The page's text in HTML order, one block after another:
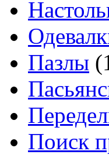
Пазлы
Поиск